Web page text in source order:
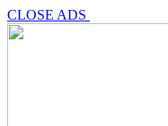
CLOSE ADS